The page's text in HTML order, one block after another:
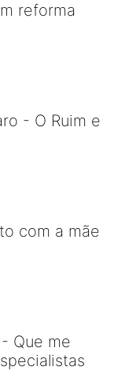
reforma
- O Ruim e
com a mãe
Que me